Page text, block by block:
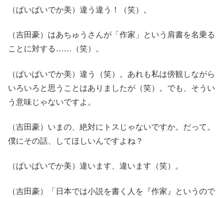
（ぱいぱいでか美）違う違う！（笑）。
（吉田豪）はあちゅうさんが「作家」という肩書を名乗る
ことに対する……（笑）。
（ぱいぱいでか美）違う（笑）。あれも私は傍観しながら
いろいろと思うことはありましたが（笑）。でも、そうい
う意味じゃないですよ。
（吉田豪）いまの、絶対にトスじゃないですか。だって。
僕にその話、してほしいんですよね？
（ぱいぱいでか美）違います、違います（笑）。
（吉田豪）「日本では小説を書く人を『作家』というので